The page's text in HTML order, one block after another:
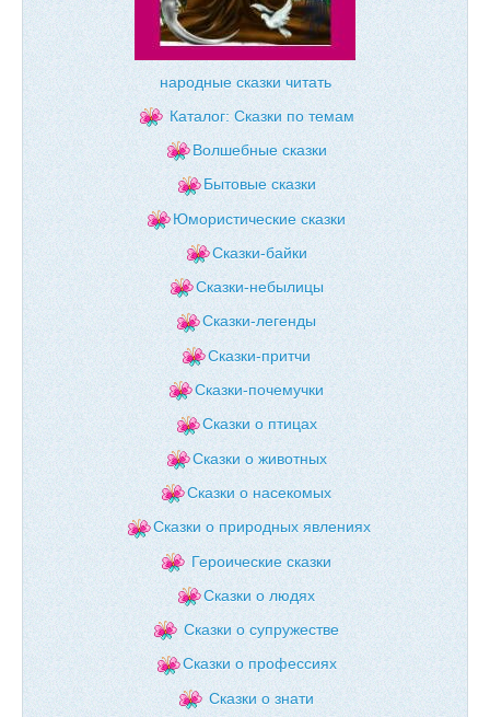
народные сказки читать
Каталог: Сказки по темам
Волшебные сказки
Бытовые сказки
Юмористические сказки
Сказки-байки
Сказки-небылицы
Сказки-легенды
Сказки-притчи
Сказки-почемучки
Сказки о птицах
Сказки о животных
Сказки о насекомых
Сказки о природных явлениях
Героические сказки
Сказки о людях
Сказки о супружестве
Сказки о профессиях
Сказки о знати